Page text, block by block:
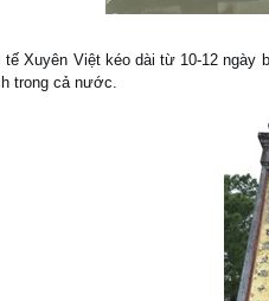
tế Xuyên Việt kéo dài từ 10-12 ngày
trong cả nước.